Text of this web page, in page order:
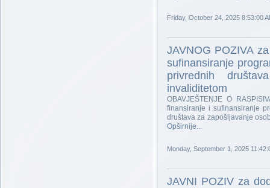
Friday, October 24, 2025 8:53:00
JAVNOG POZIVA
sufinansiranje
privrednih
invaliditetom
OBAVJEŠTENJE O
finansiranje i sufinansiranje
društava za zapošljavanje
Opširnije...
Monday, September 1, 2025
JAVNI POZIV za